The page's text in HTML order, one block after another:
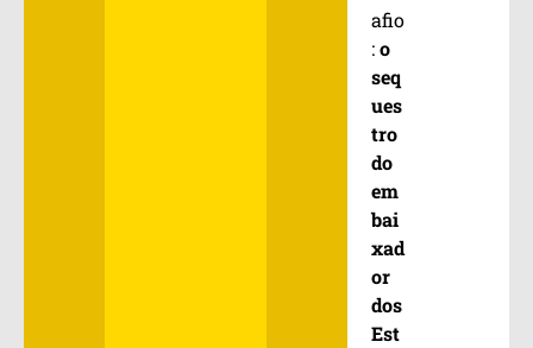
afio
:o
seq
ues
tro
do
em
bai
xad
or
dos
Est